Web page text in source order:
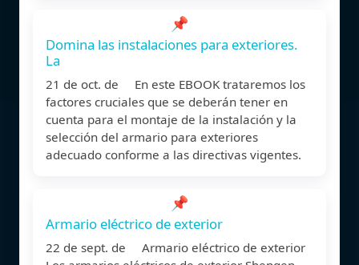
📌
Domina las instalaciones para exteriores.
La
21 de oct. de En este EBOOK trataremos los
factores cruciales que se deberán tener en
cuenta para el montaje de la instalación y la
selección del armario para exteriores
adecuado conforme a las directivas vigentes.
📌
Armario eléctrico de exterior
22 de sept. de Armario eléctrico de exterior